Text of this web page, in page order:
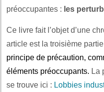
préoccupantes : les
Ce livre fait l’objet d’une
article est la troisième
principe de précaution,
éléments préoccupants. La
se trouve ici : Lobbies